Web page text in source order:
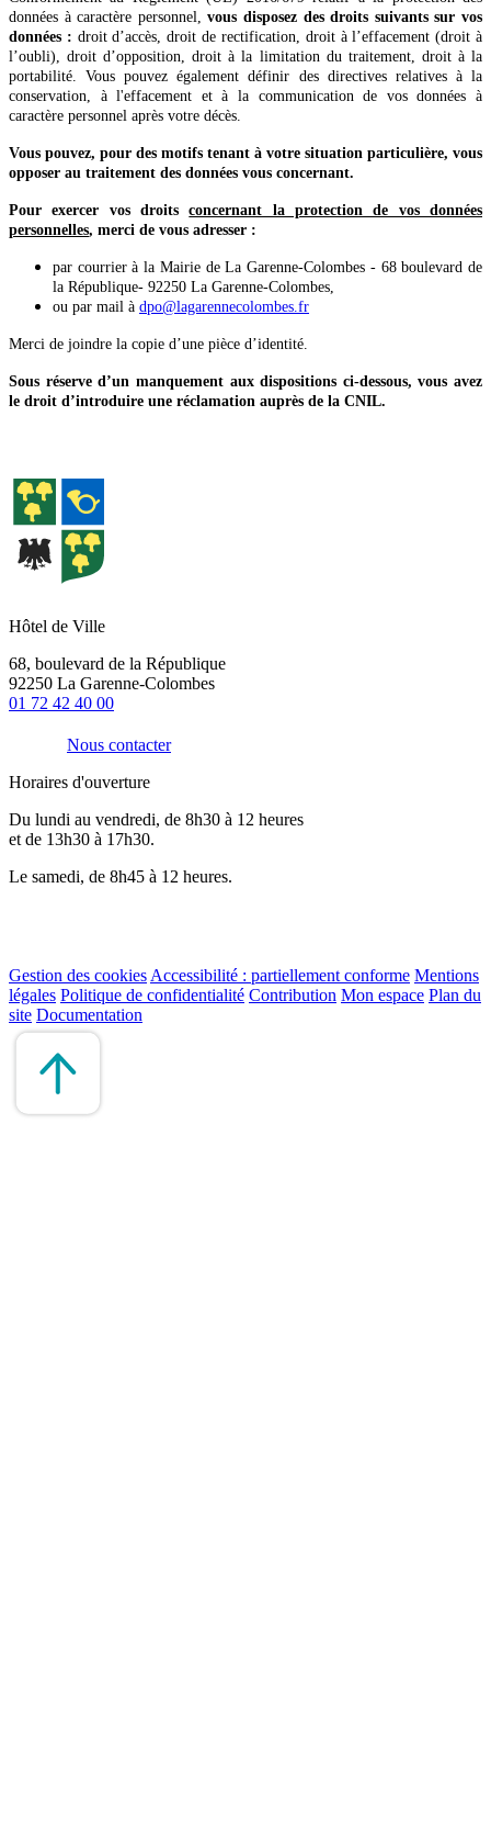
données à caractère personnel,vous disposez des droits suivants sur vos
données : droit d’accès, droit de rectification, droit à l’effacement (droit à
l’oubli), droit d’opposition, droit à la limitation du traitement, droit à la
portabilité. Vous pouvez également définir des directives relatives à la
conservation, à l'effacement et à la communication de vos données à
caractère personnel après votre décès.
Vous pouvez, pour des motifs tenant à votre situation particulière, vous
opposer au traitement des données vous concernant.
Pour exercer vos droitsconcernant la protection de vos données
personnelles, merci de vous adresser :
par courrier à la Mairie de La Garenne-Colombes - 68 boulevard de
la République- 92250 La Garenne-Colombes,
ou par mail à dpo@lagarennecolombes.fr
Merci de joindre la copie d’une pièce d’identité.
Sous réserve d’un manquement aux dispositions ci-dessous, vous avez
le droit d’introduire une réclamation auprès de la CNIL.
Hôtel de Ville
68, boulevard de la République
92250 La Garenne-Colombes
01 72 42 40 00
Nous contacter
Horaires d'ouverture
Du lundi au vendredi, de 8h30 à 12 heures
et de 13h30 à 17h30.
Le samedi, de 8h45 à 12 heures.
Gestion des cookies Accessibilité : partiellement conforme Mentions
légales Politique de confidentialité Contribution Mon espace Plan du
site Documentation